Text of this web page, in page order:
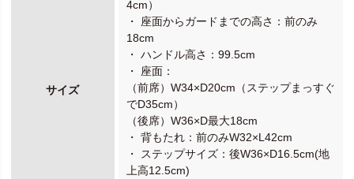
サイズ
4cm）
・ 座面からガードまでの高さ：前のみ
18cm
・ ハンドル高さ：99.5cm
・ 座面：
（前席）W34×D20cm（ステップまっすぐ
でD35cm）
（後席）W36×D最大18cm
・ 背もたれ：前のみW32×L42cm
・ ステップサイズ：後W36×D16.5cm(地
上高12.5cm)